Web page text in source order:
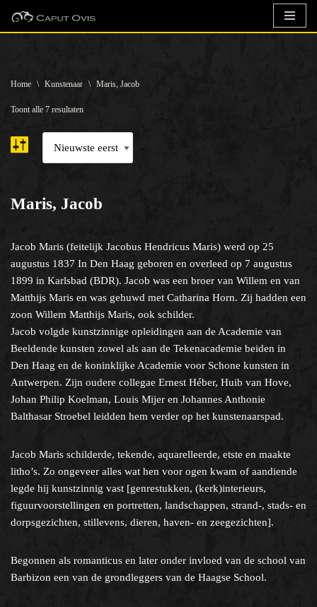
inhoud
Home \ Kunstenaar \ Maris, Jacob
Toont alle 7 resultaten
Maris, Jacob
Jacob Maris (feitelijk Jacobus Hendricus Maris) werd op 25
augustus 1837 In Den Haag geboren en overleed op 7 augustus
1899 in Karlsbad (BDR). Jacob was een broer van Willem en van
Matthijs Maris en was gehuwd met Catharina Horn. Zij hadden een
zoon Willem Matthijs Maris, ook schilder.
Jacob volgde kunstzinnige opleidingen aan de Academie van
Beeldende kunsten zowel als aan de Tekenacademie beiden in
Den Haag en de koninklijke Academie voor Schone kunsten in
Antwerpen. Zijn oudere collegae Ernest Héber, Huib van Hove,
Johan Philip Koelman, Louis Mijer en Johannes Anthonie
Balthasar Stroebel leidden hem verder op het kunstenaarspad.
Jacob Maris schilderde, tekende, aquarelleerde, etste en maakte
litho’s. Zo ongeveer alles wat hen voor ogen kwam of aandiende
legde hij kunstzinnig vast [genrestukken, (kerk)interieurs,
figuurvoorstellingen en portretten, landschappen, strand-, stads- en
dorpsgezichten, stillevens, dieren, haven- en zeegezichten].
Begonnen als romanticus en later onder invloed van de school van
Barbizon een van de grondleggers van de Haagse School.